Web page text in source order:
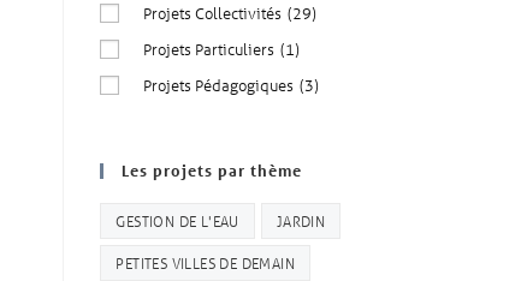
Projets Collectivités (29)
Projets Particuliers (1)
Projets Pédagogiques (3)
Les projets par thème
GESTION DE L'EAU JARDIN
PETITES VILLES DE DEMAIN